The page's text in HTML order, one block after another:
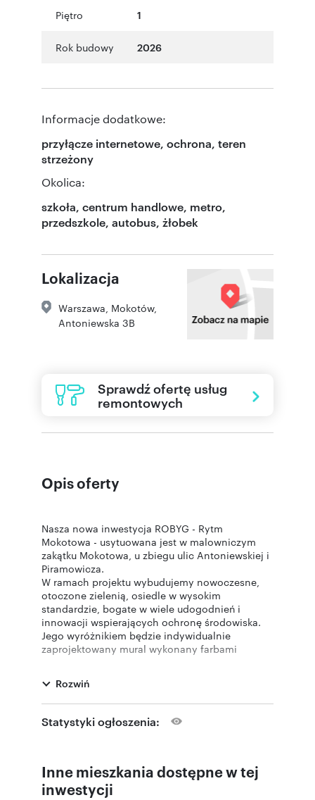
Piętro 1
Rok budowy 2026
Informacje dodatkowe:
przyłącze internetowe, ochrona, teren
strzeżony
Okolica:
szkoła, centrum handlowe, metro,
przedszkole, autobus, żłobek
Lokalizacja
Warszawa, Mokotów,
Antoniewska 3B
Sprawdź ofertę usług
remontowych
Opis oferty
Nasza nowa inwestycja ROBYG - Rytm
Mokotowa - usytuowana jest w malowniczym
zakątku Mokotowa, u zbiegu ulic Antoniewskiej i
Piramowicza.
W ramach projektu wybudujemy nowoczesne,
otoczone zielenią, osiedle w wysokim
standardzie, bogate w wiele udogodnień i
innowacji wspierających ochronę środowiska.
Jego wyróżnikiem będzie indywidualnie
zaprojektowany mural wykonany farbami
samochodów elektrycznych i stojaków na
rowery.
Do dyspozycji mieszkańców oddamy również
strefę fitness z sauną i pokojem jogi, place
Zapraszamy Państwa do zapoznania się z naszą
nową inwestycją i zachęcamy do zakupu
mieszkania.
Rozwiń
Statystyki ogłoszenia:
Inne mieszkania dostępne w tej
inwestycji